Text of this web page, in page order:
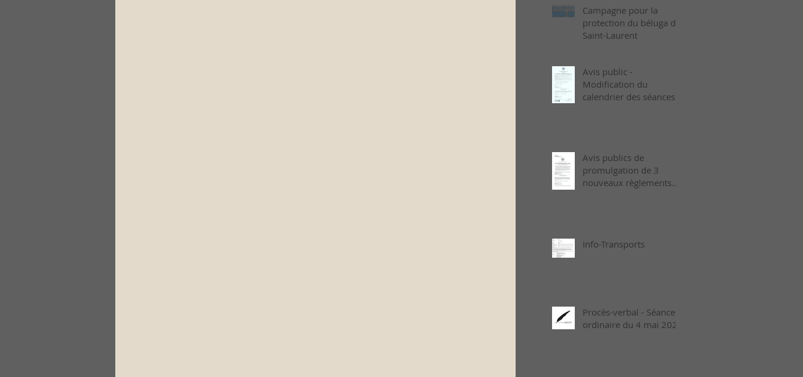
Campagne pour la
protection du béluga du
Saint-Laurent
Avis public -
Modification du
calendrier des séances
Avis publics de
promulgation de 3
nouveaux règlements
Info-Transports
Procès-verbal - Séance
ordinaire du 4 mai 2026